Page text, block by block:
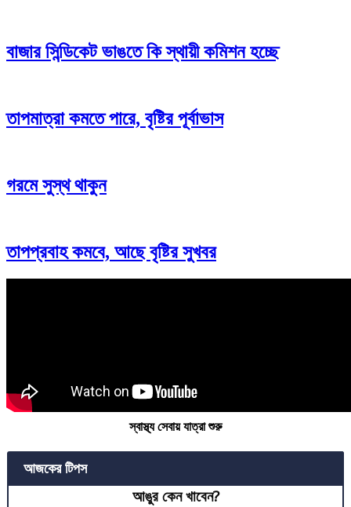
বাজার সিন্ডিকেট ভাঙতে কি স্থায়ী কমিশন হচ্ছে
তাপমাত্রা কমতে পারে, বৃষ্টির পূর্বাভাস
গরমে সুস্থ থাকুন
তাপপ্রবাহ কমবে, আছে বৃষ্টির সুখবর
স্বাস্থ্য সেবায় যাত্রা শুরু
আজকের টিপস
আঙুর কেন খাবেন?